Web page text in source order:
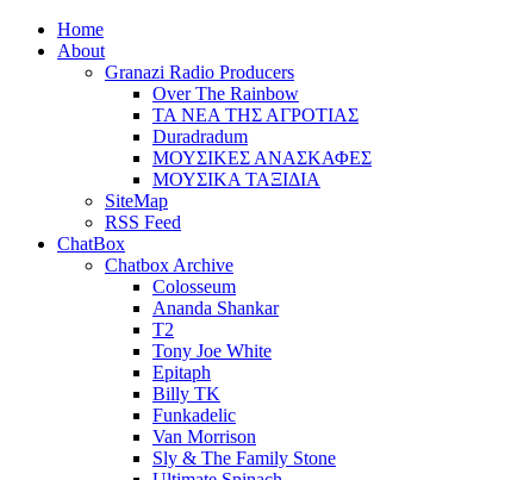
Home
About
Granazi Radio Producers
Over The Rainbow
ΤΑ ΝΕΑ ΤΗΣ ΑΓΡΟΤΙΑΣ
Duradradum
ΜΟΥΣΙΚΕΣ ΑΝΑΣΚΑΦΕΣ
ΜΟΥΣΙΚΑ ΤΑΞΙΔΙΑ
SiteMap
RSS Feed
ChatBox
Chatbox Archive
Colosseum
Ananda Shankar
T2
Tony Joe White
Epitaph
Billy TK
Funkadelic
Van Morrison
Sly & The Family Stone